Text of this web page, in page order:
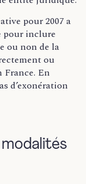
pour 2007 a
pour inclure
ou non de la
ou
France. En
d’exonération
modalités